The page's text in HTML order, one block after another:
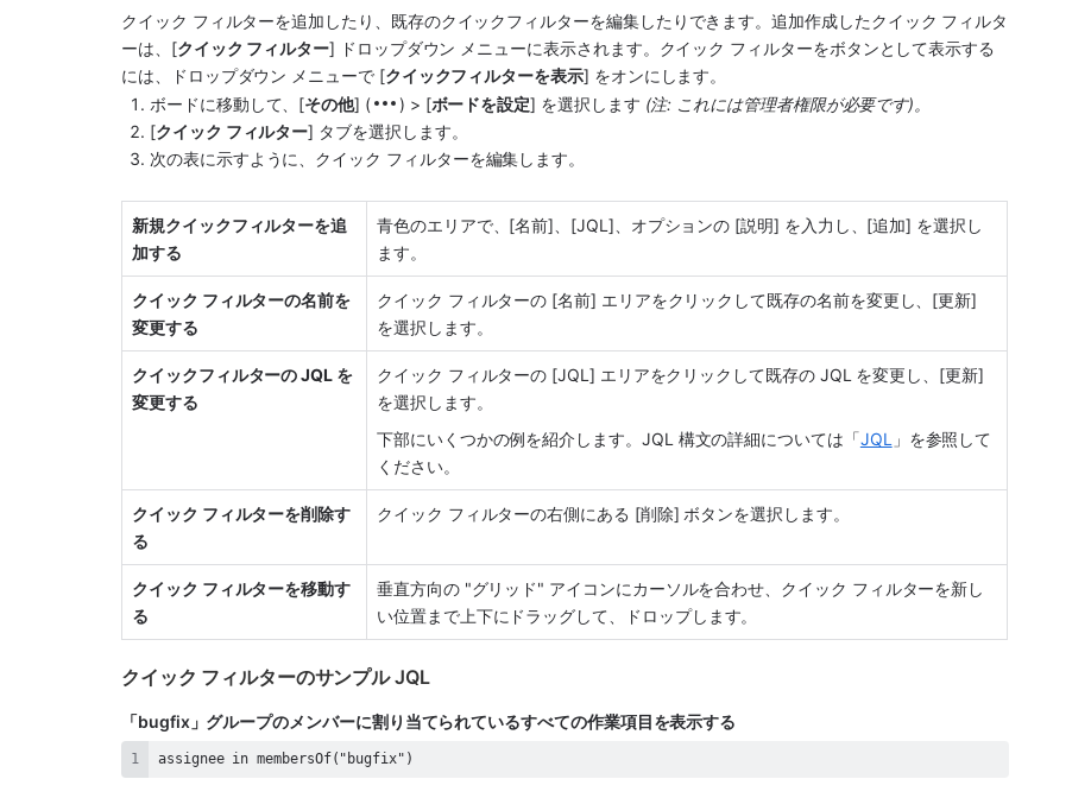
クイック フィルターを追加したり、既存のクイックフィルターを編集したりできます。追加作成したクイック フィルタ
ーは、[クイック フィルター] ドロップダウン メニューに表示されます。クイック フィルターをボタンとして表示する
には、ドロップダウン メニューで [クイックフィルターを表示] をオンにします。
ボードに移動して、[その他] ( ) > [ボードを設定] を選択します (注: これには管理者権限が必要です)。
[クイック フィルター] タブを選択します。
次の表に示すように、クイック フィルターを編集します。
新規クイックフィルターを追
加する
青色のエリアで、[名前]、[JQL]、オプションの [説明] を入力し、[追加] を選択し
ます。
クイック フィルターの名前を
変更する
クイック フィルターの [名前] エリアをクリックして既存の名前を変更し、[更新]
を選択します。
クイックフィルターの JQL を
変更する
クイック フィルターの [JQL] エリアをクリックして既存の JQL を変更し、[更新]
を選択します。
下部にいくつかの例を紹介します。JQL 構文の詳細については「JQL 」を参照して
ください。
クイック フィルターを削除す
る
クイック フィルターの右側にある [削除] ボタンを選択します。
クイック フィルターを移動す
る
垂直方向の "グリッド" アイコンにカーソルを合わせ、クイック フィルターを新し
い位置まで上下にドラッグして、ドロップします。
クイック フィルターのサンプル JQL
「bugfix」グループのメンバーに割り当てられているすべての作業項目を表示する
assignee in membersOf("bugfix")